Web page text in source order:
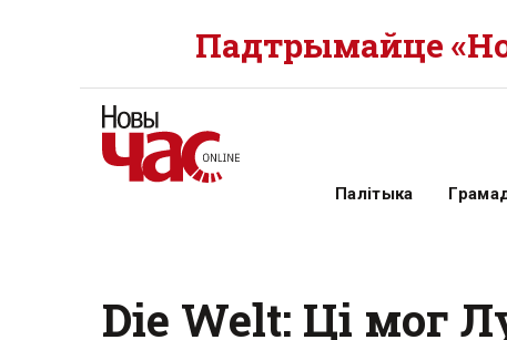
Падтрымайце
Палітыка
Die Welt: Ці мог